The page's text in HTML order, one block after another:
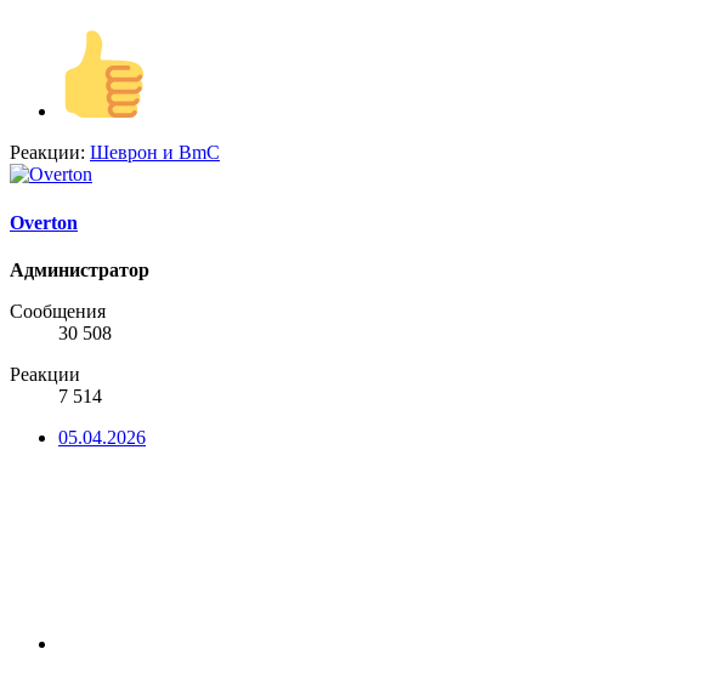
Реакции: Шеврон и BmC
Overton
Администратор
Сообщения
30 508
Реакции
7 514
05.04.2026